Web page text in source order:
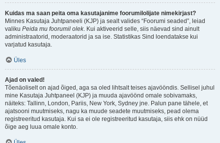
Kuidas ma saan peita oma kasutajanime foorumilolijate nimekirjast?
Minnes Kasutaja Juhtpaneeli (KJP) ja sealt valides “Foorumi seaded”, leiad
valiku Peida mu foorumil olek. Kui aktiveerid selle, siis näevad sind ainult
administraatorid, moderaatorid ja sa ise. Statistikas Sind loendatakse kui
varjatud kasutaja.
Üles
Ajad on valed!
Tõenäoliselt on ajad õiged, aga sa oled lihtsalt teises ajavööndis. Sellisel juhul
mine Kasutaja Juhtpaneel (KJP) ja muuda ajavöönd omale sobivamaks,
näiteks: Tallinn, London, Pariis, New York, Sydney jne. Palun pane tähele, et
ajatsooni muutmiseks, nagu ka muude seadete muutmiseks, pead olema
registreeritud kasutaja. Kui sa ei ole registreeritud kasutaja, siis ehk on nüüd
õige aeg luua omale konto.